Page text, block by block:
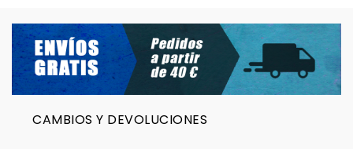
CAMBIOS Y DEVOLUCIONES